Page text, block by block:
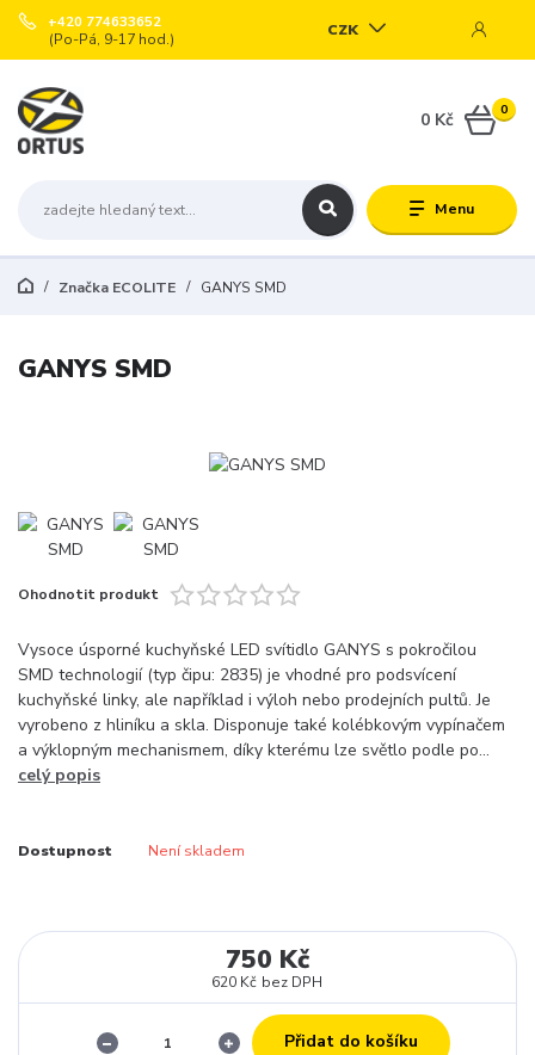
Menu
CZK
+420 774633652
(Po-Pá, 9-17 hod.)
0
0 Kč
Značka ECOLITE GANYS SMD
GANYS SMD
Ohodnotit produkt
Vysoce úsporné kuchyňské LED svítidlo GANYS s pokročilou
SMD technologií (typ čipu: 2835) je vhodné pro podsvícení
kuchyňské linky, ale například i výloh nebo prodejních pultů. Je
vyrobeno z hliníku a skla. Disponuje také kolébkovým vypínačem
a výklopným mechanismem, díky kterému lze světlo podle po...
celý popis
Dostupnost Není skladem
750 Kč
620 Kč bez DPH
Přidat do košíku